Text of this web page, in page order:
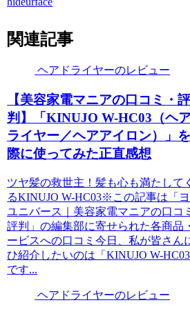
関連記事
ヘアドライヤーのレビュー
【美容家電マニアの口コミ・
判】「KINUJO W-HC03（ヘ
ライヤー／ヘアアイロン）」
際に使ってみた正直感想
ツヤ髪の救世主！髪も心も満たして
るKINUJO W-HC03※この記事は「
ユニバース｜美容家電マニアの口コ
評判」の編集部に寄せられた各商品
ービスへの口コミ今日、私が皆さん
ひ紹介したいのは「KINUJO W-HC03
です...
ヘアドライヤーのレビュー